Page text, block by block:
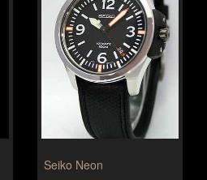
Seiko Neon